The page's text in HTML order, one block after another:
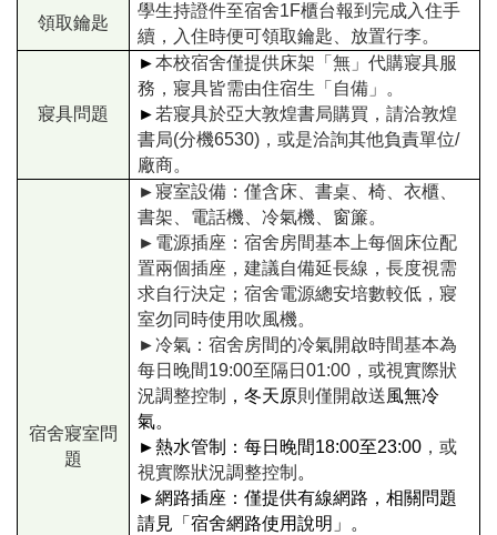
領取鑰匙
學生持證件至宿舍1F櫃台報到完成入住手
續，入住時便可領取鑰匙、放置行李。
寢具問題
►本校宿舍僅提供床架「無」代購寢具服
務，寢具皆需由住宿生「自備」。
► 若寢具於亞大敦煌書局購買，請洽敦煌
書局(分機6530)，或是洽詢其他負責單位/
廠商。
宿舍寢室問
題
►寢室設備：僅含床、書桌、椅、衣櫃、
書架、電話機、冷氣機、窗簾。
► 電源插座：宿舍房間基本上每個床位配
置兩個插座，建議自備延長線，長度視需
求自行決定；宿舍電源總安培數較低，寢
室勿同時使用吹風機。
►冷氣：宿舍房間的冷氣開啟時間基本為
每日晚間19:00至隔日01:00，或視實際狀
況調整控制
，冬天原則僅開啟送風無冷
氣。
►熱水管制：每日晚間18:00至23:00 ，或
視實際狀況調整控制 。
►網路插座：僅提供有線網路，相關問題
請見「宿舍網路使用說明」。